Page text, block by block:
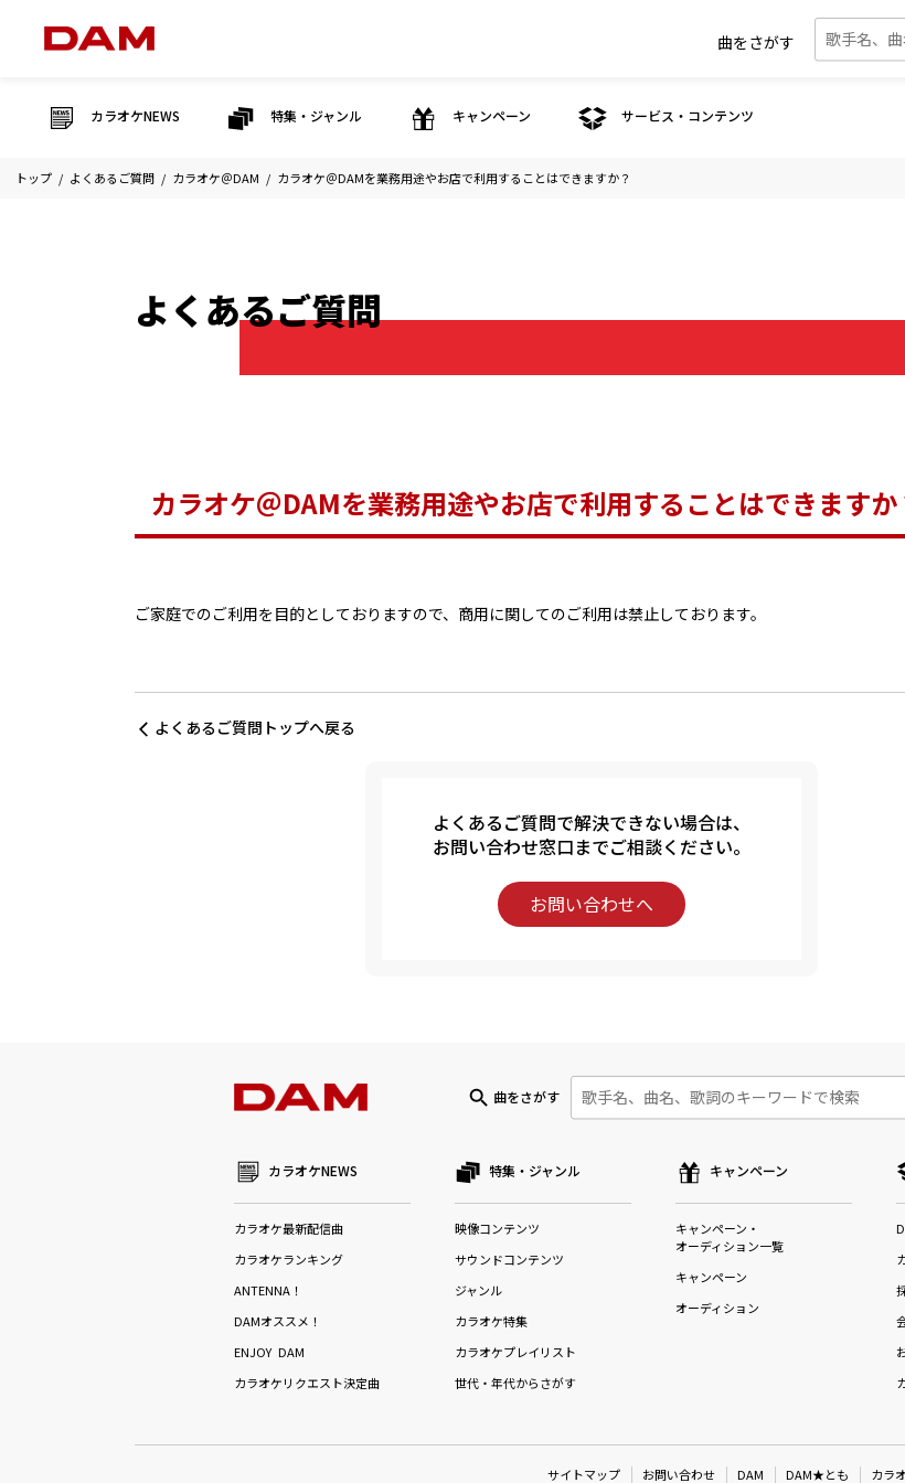
曲をさがす
カラオケNEWS 特集・ジャンル キャンペーン サービス・コンテンツ
トップ よくあるご質問 カラオケ＠DAM カラオケ＠DAMを業務用途やお店で利用することはできますか？
よくあるご質問
カラオケ＠DAMを業務用途やお店で利用することはできますか
ご家庭でのご利用を目的としておりますので、商用に関してのご利用は禁止しております。
よくあるご質問トップへ戻る
よくあるご質問で解決できない場合は、
お問い合わせ窓口までご相談ください。
お問い合わせへ
曲をさがす
カラオケNEWS
カラオケ最新配信曲
カラオケランキング
ANTENNA！
DAMオススメ！
ENJOY DAM
カラオケリクエスト決定曲
特集・ジャンル
映像コンテンツ
サウンドコンテンツ
ジャンル
カラオケ特集
カラオケプレイリスト
世代・年代からさがす
キャンペーン
キャンペーン・
オーディション一覧
キャンペーン
オーディション
サイトマップ お問い合わせ DAM DAM★とも カラ